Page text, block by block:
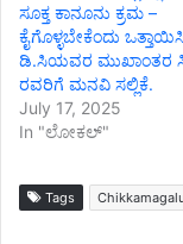
ಸೂಕ್ತ ಕಾನೂನು ಕ್ರಮ –
ಕೈಗೊಳ್ಳಬೇಕೆಂದು
ಡಿ.ಸಿಯವರ ಮುಖಾಂತರ
ರವರಿಗೆ ಮನವಿ ಸಲ್ಲಿಕೆ.
July 17, 2025
In "ಲೋಕಲ್"
Tags